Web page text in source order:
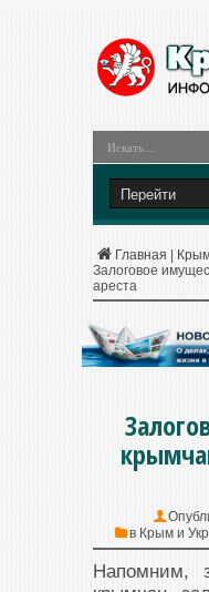
Главная
Залоговое
ареста
в Крым и
Напомним,